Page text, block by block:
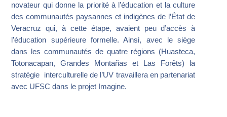
novateur qui donne la priorité à l’éducation et la culture
des communautés paysannes et indigènes de l’État de
Veracruz qui, à cette étape, avaient peu d’accès à
l’éducation supérieure formelle. Ainsi, avec le siège
dans les communautés de quatre régions (Huasteca,
Totonacapan, Grandes Montañas et Las Forêts) la
stratégie interculturelle de l’UV travaillera en partenariat
avec UFSC dans le projet Imagine.